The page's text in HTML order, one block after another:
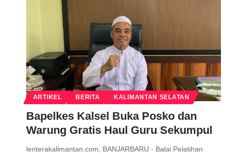
ARTIKEL BERITA KALIMANTAN SELATAN
Bapelkes Kalsel Buka Posko dan
Warung Gratis Haul Guru Sekumpul
lenterakalimantan.com, BANJARBARU - Balai Pelatihan